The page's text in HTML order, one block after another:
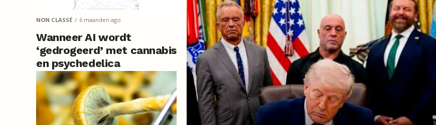
NON CLASSÉ 6 maanden ago
Wanneer AI wordt
‘gedrogeerd’ met cannabis
en psychedelica